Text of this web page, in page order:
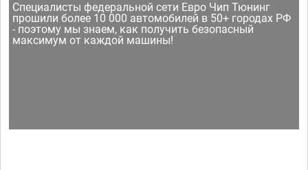
Специалисты федеральной сети Евро Чип Тюнинг
прошили более 10 000 автомобилей в 50+ городах РФ
- поэтому мы знаем, как получить безопасный
максимум от каждой машины!